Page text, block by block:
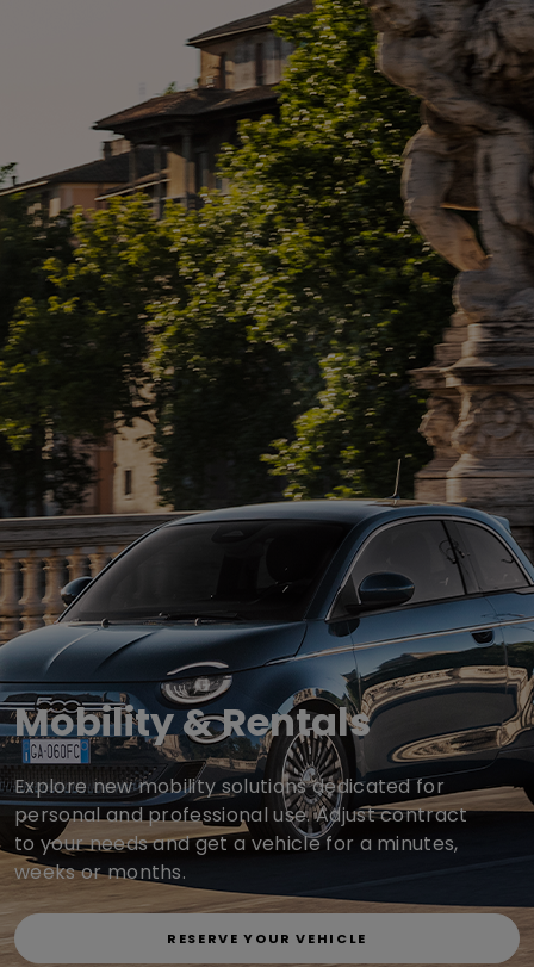
Mobility & Rentals
Explore new mobility solutions dedicated for
personal and professional use. Adjust contract
to your needs and get a vehicle for a minutes,
weeks or months.
RESERVE YOUR VEHICLE